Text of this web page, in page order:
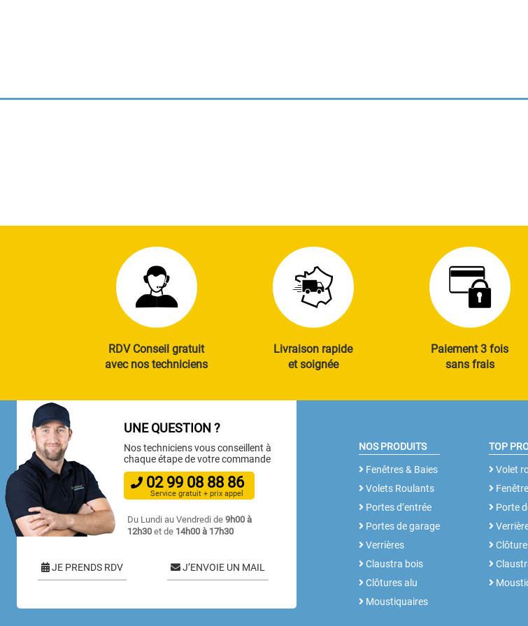
RDV Conseil gratuit
avec nos techniciens
Livraison rapide
et soignée
Paiement 3 fois
sans frais
UNE QUESTION ?
Nos techniciens vous conseillent à
chaque étape de votre commande
02 99 08 88 86
Service gratuit + prix appel
Du Lundi au Vendredi de9h00 à
12h30 et de 14h00 à 17h30
JE PRENDS RDV J’ENVOIE UN MAIL
NOS PRODUITS
Fenêtres & Baies
Volets Roulants
Portes d’entrée
Portes de garage
Verrières
Claustra bois
Clôtures alu
Moustiquaires
TOP
Volet
Porte